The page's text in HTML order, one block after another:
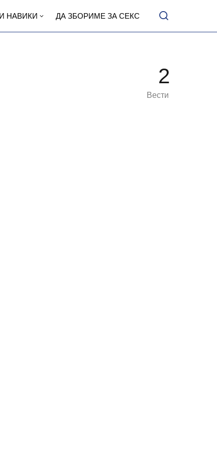
НАВИКИ ДА ЗБОРИМЕ ЗА СЕКС
2
Вести